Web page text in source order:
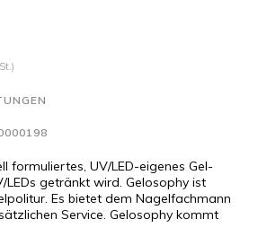
formuliertes, UV/LED-eigenes Gel-
getränkt wird. Gelosophy ist
Es bietet dem Nagelfachmann
Service. Gelosophy kommt